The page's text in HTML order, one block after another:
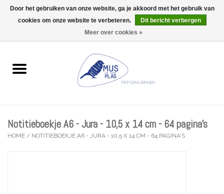
0 Artikelen - €0,00
Wenskaarten
Lifestyle
Notitieboekje A6 - Jura - 10,5 x 14 cm - 64 pagina's
HOME / NOTITIEBOEKJE A6 - JURA - 10,5 X 14 CM - 64 PAGINA'S
Door het gebruiken van onze website, ga je akkoord met het gebruik van
cookies om onze website te verbeteren.
Dit bericht verbergen
Meer over cookies »
Wij zijn uitzonderlijk gesloten op Do 13/08